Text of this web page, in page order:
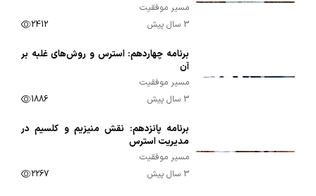
مسیر موفقیت
3 سال پیش
2412
برنامه چهاردهم: استرس و روش‌های غلبه بر
آن
مسیر موفقیت
3 سال پیش
1886
برنامه پانزدهم: نقش منیزیم و کلسیم در
مدیریت استرس
مسیر موفقیت
3 سال پیش
2267